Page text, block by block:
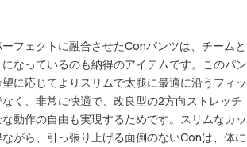
フェクトに融合させたConパンツは、チームと
なっているのも納得のアイテムです。このパン
に応じてよりスリムで太腿に最適に沿うフィッ
く、非常に快適で、改良型の2方向ストレッチ
動作の自由も実現するためです。スリムなカッ
ながら、引っ張り上げる面倒のないConは、体に